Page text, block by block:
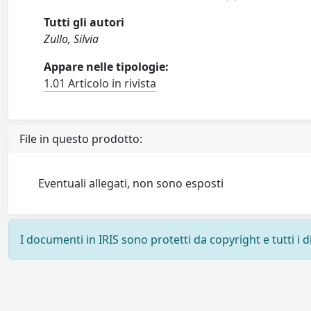
Tutti gli autori
Zullo, Silvia
Appare nelle tipologie:
1.01 Articolo in rivista
File in questo prodotto:
Eventuali allegati, non sono esposti
I documenti in IRIS sono protetti da copyright e tutti i